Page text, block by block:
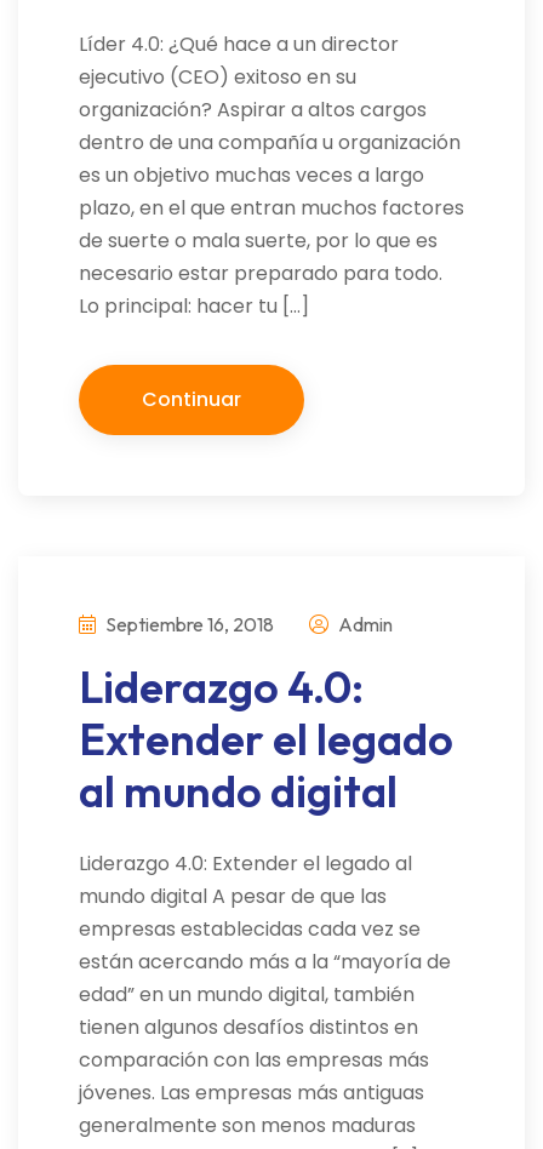
Líder 4.0: ¿Qué hace a un director
ejecutivo (CEO) exitoso en su
organización? Aspirar a altos cargos
dentro de una compañía u organización
es un objetivo muchas veces a largo
plazo, en el que entran muchos factores
de suerte o mala suerte, por lo que es
necesario estar preparado para todo.
Lo principal: hacer tu […]
Continuar
Septiembre 16, 2018 Admin
Liderazgo 4.0:
Extender el legado
al mundo digital
Liderazgo 4.0: Extender el legado al
mundo digital A pesar de que las
empresas establecidas cada vez se
están acercando más a la “mayoría de
edad” en un mundo digital, también
tienen algunos desafíos distintos en
comparación con las empresas más
jóvenes. Las empresas más antiguas
generalmente son menos maduras